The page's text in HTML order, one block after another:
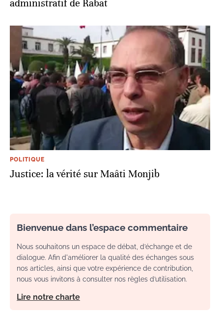
administratif de Rabat
POLITIQUE
Justice: la vérité sur Maâti Monjib
Bienvenue dans l’espace commentaire
Nous souhaitons un espace de débat, d’échange et de
dialogue. Afin d'améliorer la qualité des échanges sous
nos articles, ainsi que votre expérience de contribution,
nous vous invitons à consulter nos règles d’utilisation.
Lire notre charte